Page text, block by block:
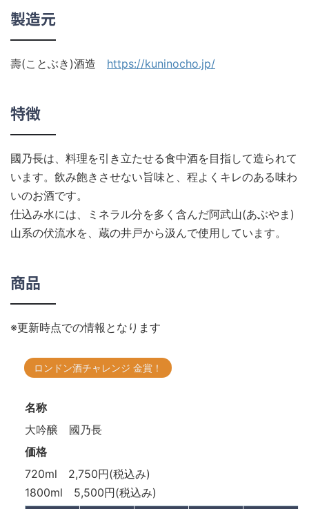
製造元
壽(ことぶき)酒造 https://kuninocho.jp/
特徴
國乃長は、料理を引き立たせる食中酒を目指して造られて
います。飲み飽きさせない旨味と、程よくキレのある味わ
いのお酒です。
仕込み水には、ミネラル分を多く含んだ阿武山(あぶやま)
山系の伏流水を、蔵の井戸から汲んで使用しています。
商品
※更新時点での情報となります
ロンドン酒チャレンジ 金賞！
名称
大吟醸 國乃長
価格
720ml 2,750円(税込み)
1800ml 5,500円(税込み)